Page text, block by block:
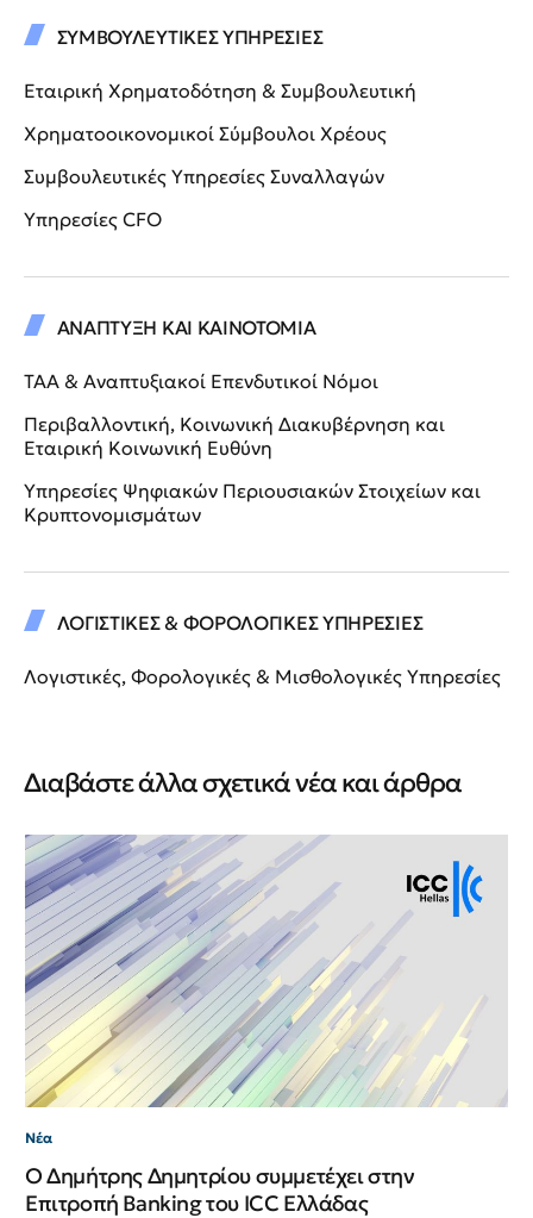
ΣΥΜΒΟΥΛΕΥΤΙΚΕΣ ΥΠΗΡΕΣΙΕΣ
Εταιρική Χρηματοδότηση & Συμβουλευτική
Χρηματοοικονομικοί Σύμβουλοι Χρέους
Συμβουλευτικές Υπηρεσίες Συναλλαγών
Υπηρεσίες CFO
ΑΝΑΠΤΥΞΗ ΚΑΙ ΚΑΙΝΟΤΟΜΙΑ
ΤΑΑ & Αναπτυξιακοί Επενδυτικοί Νόμοι
Περιβαλλοντική, Κοινωνική Διακυβέρνηση και
Εταιρική Κοινωνική Ευθύνη
Υπηρεσίες Ψηφιακών Περιουσιακών Στοιχείων και
Κρυπτονομισμάτων
ΛΟΓΙΣΤΙΚΕΣ & ΦΟΡΟΛΟΓΙΚΕΣ ΥΠΗΡΕΣΙΕΣ
Λογιστικές, Φορολογικές & Μισθολογικές Υπηρεσίες
Διαβάστε άλλα σχετικά νέα και άρθρα
Νέα
Ο Δημήτρης Δημητρίου συμμετέχει στην
Επιτροπή Banking του ICC Ελλάδας